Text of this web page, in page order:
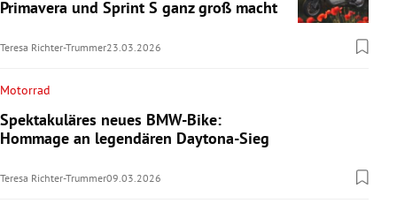
Primavera und Sprint S ganz groß macht
Teresa Richter-Trummer23.03.2026
Motorrad
Spektakuläres neues BMW-Bike:
Hommage an legendären Daytona-Sieg
Teresa Richter-Trummer09.03.2026